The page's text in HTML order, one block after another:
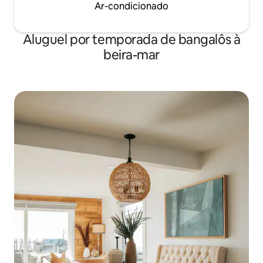
Ar-condicionado
Aluguel por temporada de bangalôs à
beira-mar